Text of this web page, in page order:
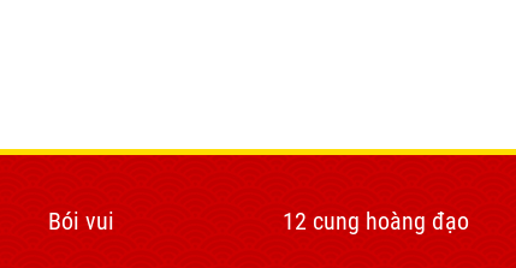
Bói vui 12 cung hoàng đạo